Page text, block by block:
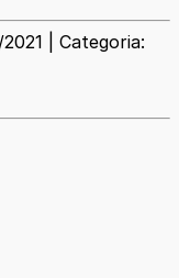
| Categoria: